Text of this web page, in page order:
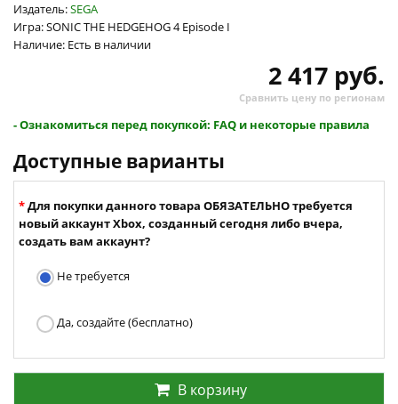
Издатель:SEGA
Игра: SONIC THE HEDGEHOG 4 Episode I
Наличие: Есть в наличии
2 417 руб.
Сравнить цену по регионам
- Ознакомиться перед покупкой: FAQ и некоторые правила
Доступные варианты
Для покупки данного товара ОБЯЗАТЕЛЬНО требуется
новый аккаунт Xbox, созданный сегодня либо вчера,
создать вам аккаунт?
Не требуется
Да, создайте (бесплатно)
В корзину